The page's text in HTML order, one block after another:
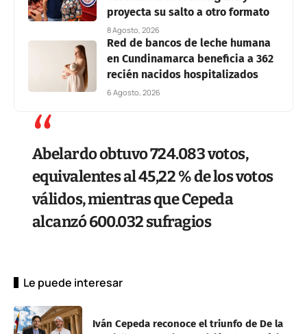
proyecta su salto a otro formato
8 Agosto, 2026
Red de bancos de leche humana
en Cundinamarca beneficia a 362
recién nacidos hospitalizados
6 Agosto, 2026
Abelardo obtuvo 724.083 votos,
equivalentes al 45,22 % de los votos
válidos, mientras que Cepeda
alcanzó 600.032 sufragios
Le puede interesar
Iván Cepeda reconoce el triunfo de De la